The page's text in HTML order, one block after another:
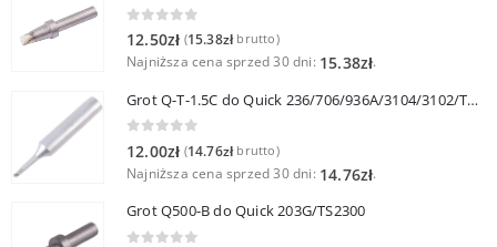
0out of 5
12.50zł (15.38złbrutto)
Najniższa cena sprzed 30 dni: 15.38zł.
Grot Q-T-1.5C do Quick 236/706/936A/3104/3102/TS1100
12.00zł (14.76złbrutto)
Najniższa cena sprzed 30 dni: 14.76zł.
Grot Q500-B do Quick 203G/TS2300